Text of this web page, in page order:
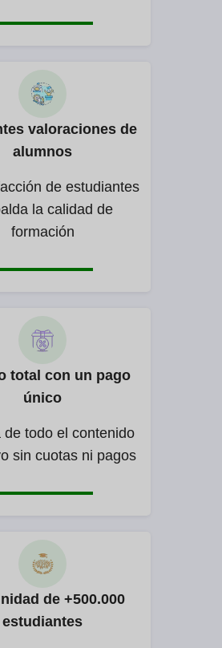
valoraciones de
alumnos
de estudiantes
la calidad de
formación
total con un pago
único
de todo el contenido
sin cuotas ni pagos
de +500.000
estudiantes